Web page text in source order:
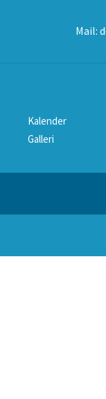
Mail:
Kalender
Galleri